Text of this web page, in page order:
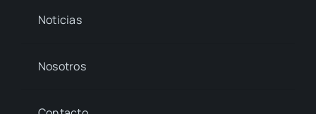
Noticias
Nosotros